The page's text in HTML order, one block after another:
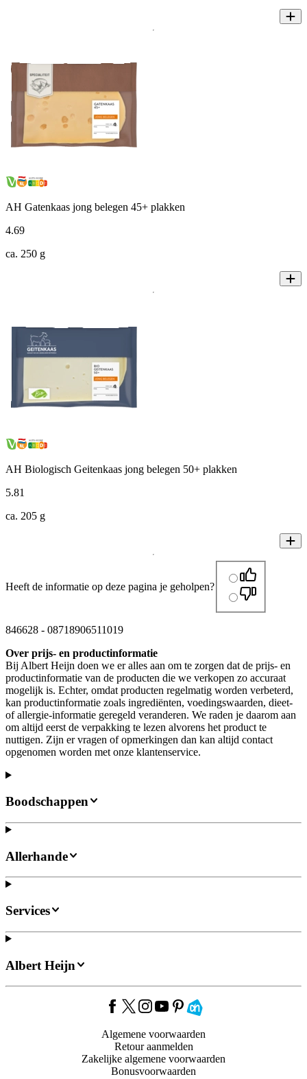
AH Gatenkaas jong belegen 45+ plakken
4.69
ca. 250 g
AH Biologisch Geitenkaas jong belegen 50+ plakken
5.81
ca. 205 g
Heeft de informatie op deze pagina je geholpen?
846628 - 08718906511019
Over prijs- en productinformatie
Bij Albert Heijn doen we er alles aan om te zorgen dat de prijs- en
productinformatie van de producten die we verkopen zo accuraat
mogelijk is. Echter, omdat producten regelmatig worden verbeterd,
kan productinformatie zoals ingrediënten, voedingswaarden, dieet-
of allergie-informatie geregeld veranderen. We raden je daarom aan
om altijd eerst de verpakking te lezen alvorens het product te
nuttigen. Zijn er vragen of opmerkingen dan kan altijd contact
opgenomen worden met onze klantenservice.
Boodschappen
Allerhande
Services
Albert Heijn
Algemene voorwaarden
Retour aanmelden
Zakelijke algemene voorwaarden
Bonusvoorwaarden